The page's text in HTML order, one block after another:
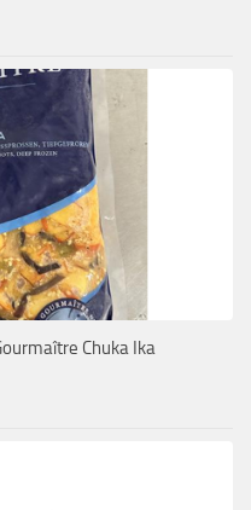
Chuka Ika